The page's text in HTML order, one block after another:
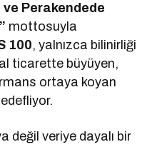
Perakendede
mottosuyla
100, yalnızca bilinirliği
ticarette büyüyen,
ortaya koyan
değil veriye dayalı bir